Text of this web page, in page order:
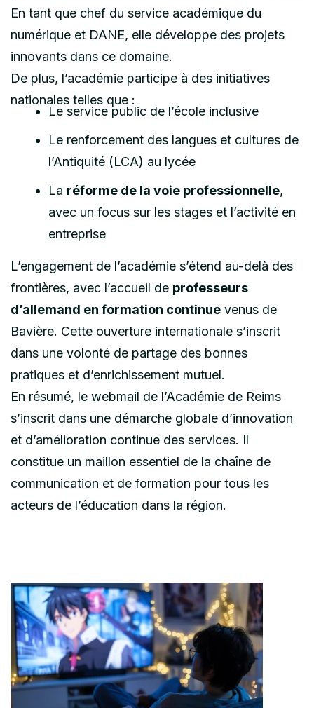
En tant que chef du service académique du
numérique et DANE, elle développe des projets
innovants dans ce domaine.
De plus, l’académie participe à des initiatives
nationales telles que :
Le service public de l’école inclusive
Le renforcement des langues et cultures de
l’Antiquité (LCA) au lycée
La réforme de la voie professionnelle,
avec un focus sur les stages et l’activité en
entreprise
L’engagement de l’académie s’étend au-delà des
frontières, avec l’accueil de professeurs
d’allemand en formation continue venus de
Bavière. Cette ouverture internationale s’inscrit
dans une volonté de partage des bonnes
pratiques et d’enrichissement mutuel.
En résumé, le webmail de l’Académie de Reims
s’inscrit dans une démarche globale d’innovation
et d’amélioration continue des services. Il
constitue un maillon essentiel de la chaîne de
communication et de formation pour tous les
acteurs de l’éducation dans la région.
Post
Navigation